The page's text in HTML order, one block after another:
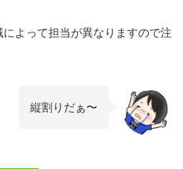
よって担当が異なりますので注
縦割りだぁ〜